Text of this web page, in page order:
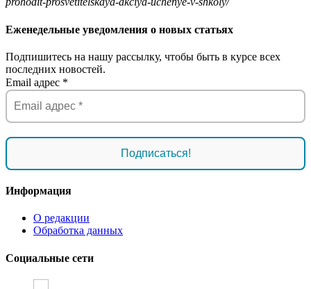
Еженедельные уведомления о новых статьях
Подпишитесь на нашу рассылку, чтобы быть в курсе всех
последних новостей.
Email адрес *
Информация
О редакции
Обработка данных
Социальные сети